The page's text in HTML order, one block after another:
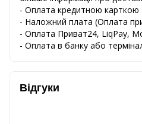
- Оплата кредитною карткою
- Наложний плата (Оплата
- Оплата Приват24, LiqPay,
- Оплата в банку або
Відгуки